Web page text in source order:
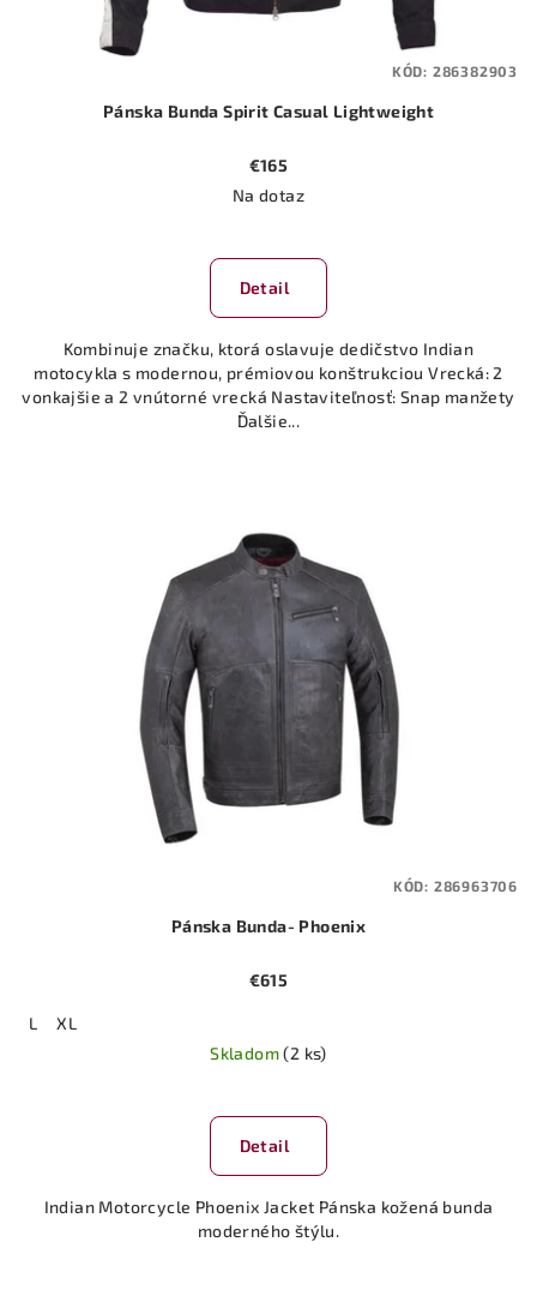
Pánska Bunda Spirit Casual Lightweight
€165
Na dotaz
Detail
Kombinuje značku, ktorá oslavuje dedičstvo Indian
motocykla s modernou, prémiovou konštrukciou Vrecká: 2
vonkajšie a 2 vnútorné vrecká Nastaviteľnosť: Snap manžety
Ďalšie...
KÓD: 286382903
Pánska Bunda- Phoenix
€615
L
XL
Skladom(2 ks)
Detail
Indian Motorcycle Phoenix Jacket Pánska kožená bunda
moderného štýlu.
KÓD: 286963706